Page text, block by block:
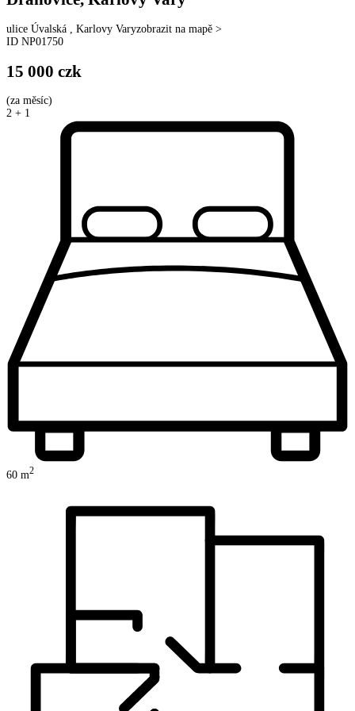
ulice Úvalská Karlovy Varyzobrazit na mapě >
ID NP01750
15 000 czk
(za měsíc)
2 + 1
60 m2